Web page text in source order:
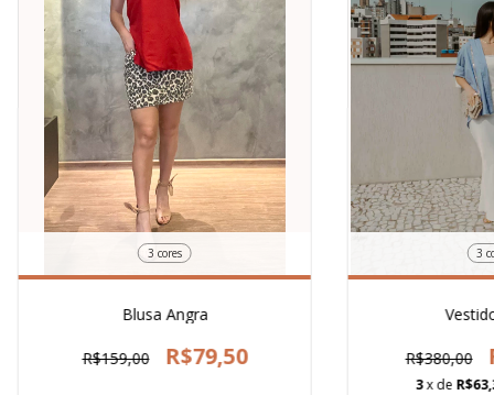
3 cores
Blusa Angra
R$159,00 R$79,50
3
R$380,00
3x de